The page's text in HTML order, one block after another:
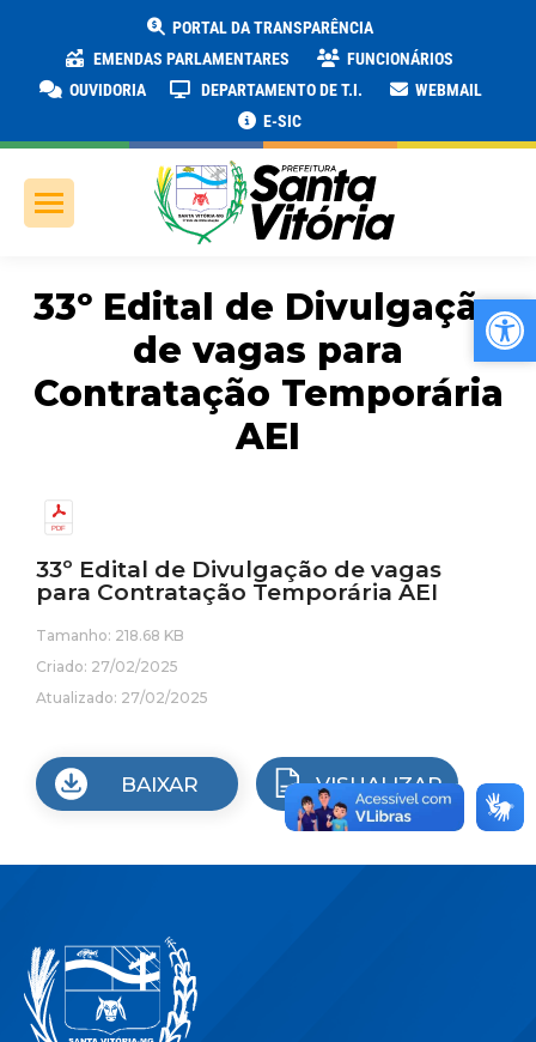
PORTAL DA TRANSPARÊNCIA
EMENDAS PARLAMENTARES
FUNCIONÁRIOS
OUVIDORIA
DEPARTAMENTO DE T.I.
WEBMAIL
E-SIC
33º Edital de Divulgação
de vagas para
Contratação Temporária
AEI
33º Edital de Divulgação de vagas
para Contratação Temporária AEI
Tamanho: 218.68 KB
Criado: 27/02/2025
Atualizado: 27/02/2025
BAIXAR VISUALIZAR